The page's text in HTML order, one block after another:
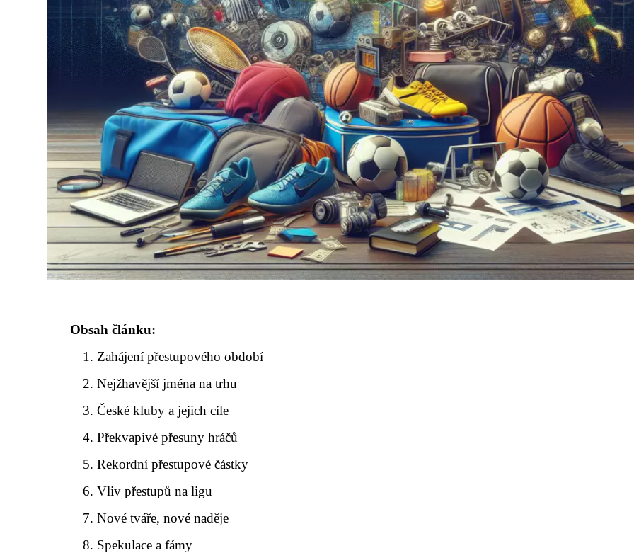
Obsah článku:
Zahájení přestupového období
Nejžhavější jména na trhu
České kluby a jejich cíle
Překvapivé přesuny hráčů
Rekordní přestupové částky
Vliv přestupů na ligu
Nové tváře, nové naděje
Spekulace a fámy